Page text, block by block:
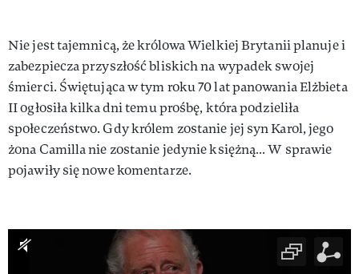
Nie jest tajemnicą, że królowa Wielkiej Brytanii planuje i
zabezpiecza przyszłość bliskich na wypadek swojej
śmierci. Świętująca w tym roku 70 lat panowania Elżbieta
II ogłosiła kilka dni temu prośbę, która podzieliła
społeczeństwo. Gdy królem zostanie jej syn Karol, jego
żona Camilla nie zostanie jedynie księżną… W sprawie
pojawiły się nowe komentarze.